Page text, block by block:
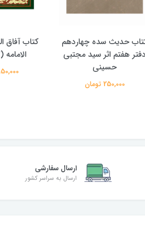
کتاب آفاق الولایه فی فقه
الامامه (2 جلدی)
950,000 تومان
کتاب 2
200,000
ارسال سفارشی
ارسال به سراسر کشور